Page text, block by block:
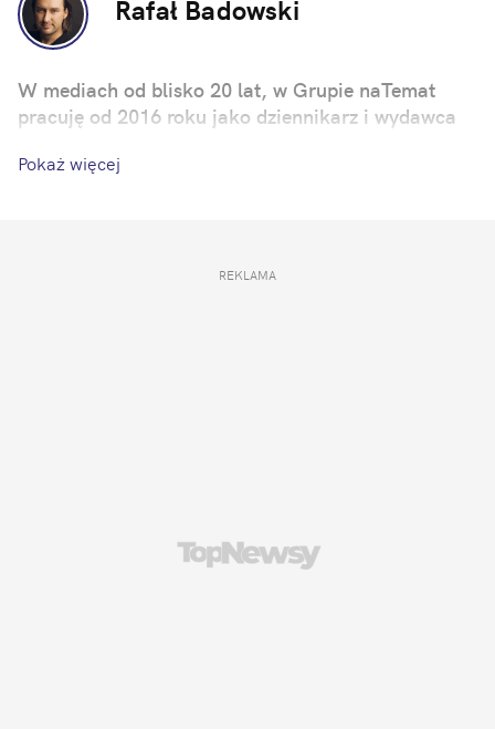
Rafał Badowski
W mediach od blisko 20 lat, w Grupie naTemat
pracuję od 2016 roku jako dziennikarz i wydawca
Pokaż więcej
REKLAMA